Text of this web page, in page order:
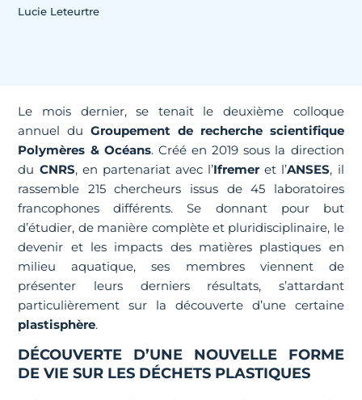
Lucie Leteurtre
Le mois dernier, se tenait le deuxième colloque
annuel duGroupement de recherche scientifique
Polymères & Océans. Créé en 2019 sous la direction
du CNRS, en partenariat avec l’Ifremer et l’ANSES, il
rassemble 215 chercheurs issus de 45 laboratoires
francophones différents. Se donnant pour but
d’étudier, de manière complète et pluridisciplinaire, le
devenir et les impacts des matières plastiques en
milieu aquatique, ses membres viennent de
présenter leurs derniers résultats, s’attardant
particulièrement sur la découverte d’une certaine
plastisphère.
DÉCOUVERTE D’UNE NOUVELLE FORME
DE VIE SUR LES DÉCHETS PLASTIQUES